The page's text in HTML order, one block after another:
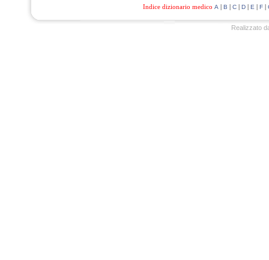
Indice dizionario medico A | B | C | D | E | F |
Realizzato